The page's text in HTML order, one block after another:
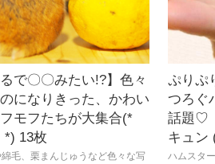
るで〇〇みたい!?】色々
になりきった、かわい
モフたちが大集合(*
*) 13枚
毛、栗まんじゅうなど色々な写
ぷりぷ
つろぐ
話題♡
キュン
ハムスタ